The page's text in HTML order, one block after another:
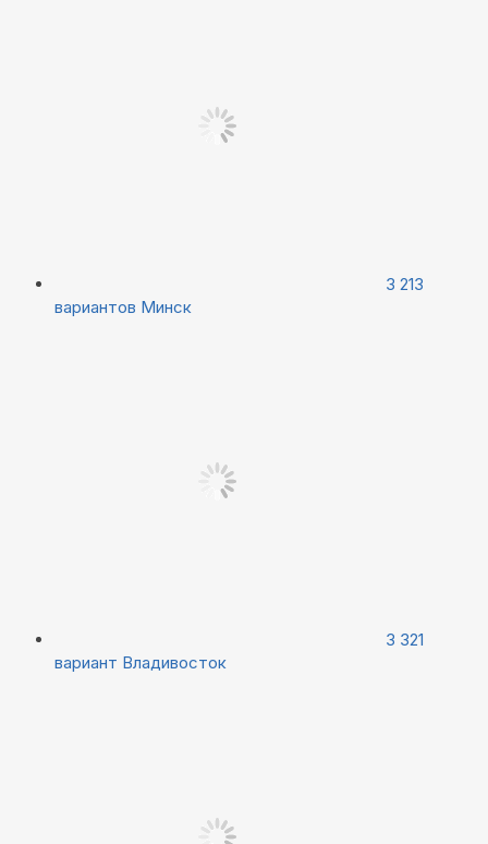
3 213
вариантов Минск
3 321
вариант Владивосток